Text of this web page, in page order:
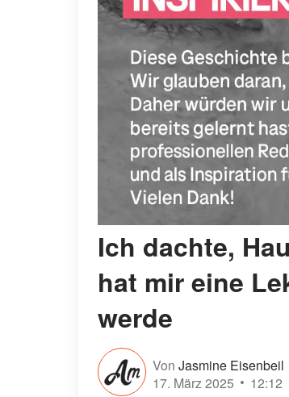
Ich dachte,
hat mir eine
werde
Von Jasmine Eisenbeil
17. März 2025
12:12